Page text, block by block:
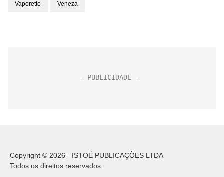
Vaporetto Veneza
Copyright © 2026 - ISTOÉ PUBLICAÇÕES LTDA
Todos os direitos reservados.